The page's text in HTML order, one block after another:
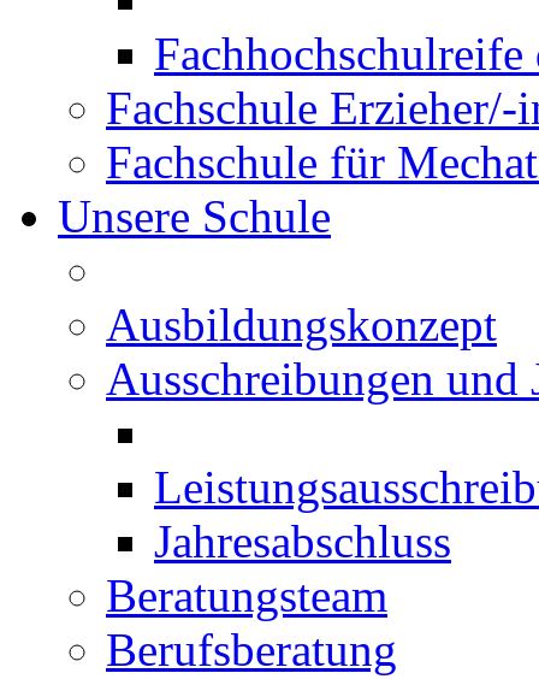
Fachschule Erzieher/-
Fachschule für
Unsere Schule
Ausbildungskonzept
Ausschreibungen und
Jahresabschluss
Beratungsteam
Berufsberatung